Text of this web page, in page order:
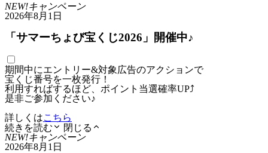
NEW!キャンペーン
2026年8月1日
「サマーちょび宝くじ2026」開催中♪
期間中にエントリー&対象広告のアクションで
宝くじ番号を一枚発行！
利用すればするほど、ポイント当選確率UP⤴
是非ご参加ください♪
詳しくはこちら
続きを読む
閉じる
NEW!キャンペーン
2026年8月1日